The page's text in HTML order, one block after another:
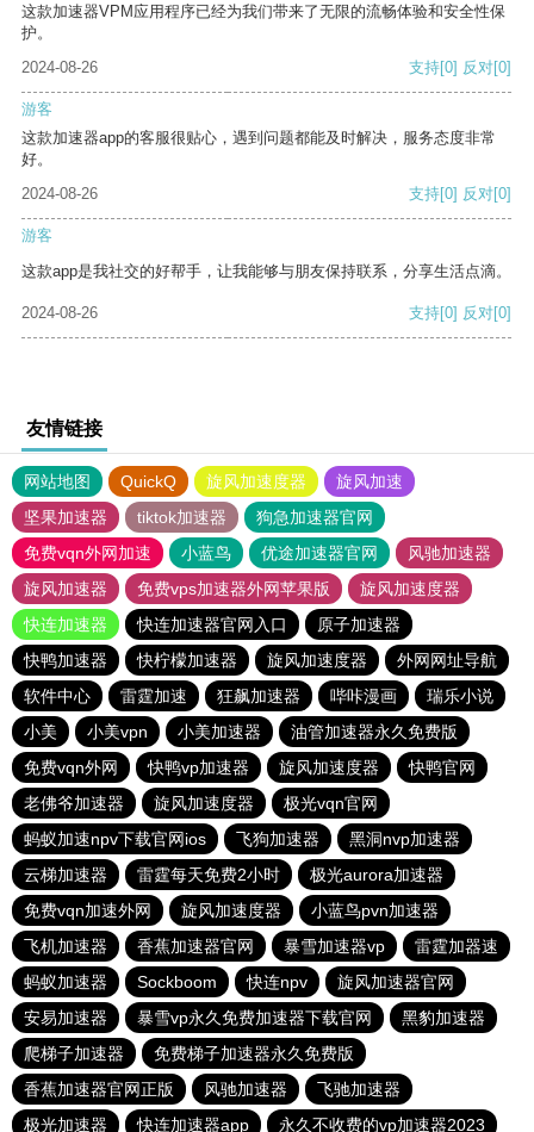
这款加速器VPM应用程序已经为我们带来了无限的流畅体验和安全性保
护。
2024-08-26
支持[0] 反对[0]
游客
这款加速器app的客服很贴心，遇到问题都能及时解决，服务态度非常
好。
2024-08-26
支持[0] 反对[0]
游客
这款app是我社交的好帮手，让我能够与朋友保持联系，分享生活点滴。
2024-08-26 支持[0] 反对[0]
友情链接
网站地图 QuickQ 旋风加速度器
旋风加速
坚果加速器
tiktok加速器
狗急加速器官网
免费vqn外网加速
小蓝鸟 优途加速器官网
风驰加速器
旋风加速器
免费vps加速器外网苹果版
旋风加速度器
快连加速器
快连加速器官网入口
原子加速器
快鸭加速器
快柠檬加速器 旋风加速度器
外网网址导航
软件中心
雷霆加速 狂飙加速器 哔咔漫画
瑞乐小说
小美
小美vpn 小美加速器
油管加速器永久免费版
免费vqn外网
快鸭vp加速器 旋风加速度器
快鸭官网
老佛爷加速器
旋风加速度器
极光vqn官网
蚂蚁加速npv下载官网ios
飞狗加速器
黑洞nvp加速器
云梯加速器
雷霆每天免费2小时
极光aurora加速器
免费vqn加速外网
旋风加速度器
小蓝鸟pvn加速器
飞机加速器
香蕉加速器官网 暴雪加速器vp
雷霆加器速
蚂蚁加速器
Sockboom 快连npv
旋风加速器官网
安易加速器
暴雪vp永久免费加速器下载官网
黑豹加速器
爬梯子加速器
免费梯子加速器永久免费版
香蕉加速器官网正版
风驰加速器
飞驰加速器
极光加速器
快连加速器app 永久不收费的vp加速器2023